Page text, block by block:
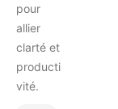
pour
allier
clarté et
producti
vité.